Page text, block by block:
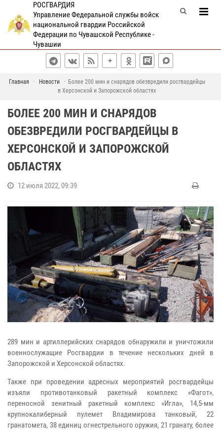
РОСГВАРДИЯ
Управление Федеральной службы войск
национальной гвардии Российской
Федерации по Чувашской Республике -
Чувашии
Главная Новости
Более 200 мин и снарядов обезвредили росгвардейцы
в Херсонской и Запорожской областях
БОЛЕЕ 200 МИН И СНАРЯДОВ
ОБЕЗВРЕДИЛИ РОСГВАРДЕЙЦЫ В
ХЕРСОНСКОЙ И ЗАПОРОЖСКОЙ
ОБЛАСТЯХ
12 июля 2022, 09:39
289 мин и артиллерийских снарядов обнаружили и уничтожили
военнослужащие Росгвардии в течение нескольких дней в
Запорожской и Херсонской областях.
Также при проведении адресных мероприятий росгвардейцы
изъяли противотанковый ракетный комплекс «Фагот»,
переносной зенитный ракетный комплекс «Игла», 14,5-мм
крупнокалиберный пулемет Владимирова танковый, 22
гранатомета, 38 единиц огнестрельного оружия, 21 гранату, более